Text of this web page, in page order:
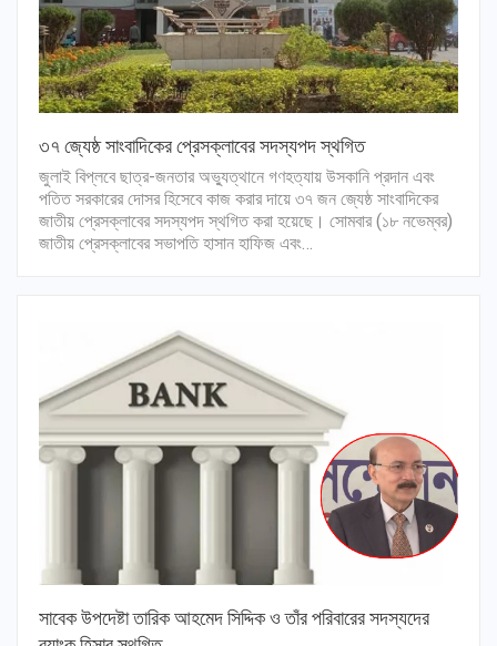
৩৭ জ্যেষ্ঠ সাংবাদিকের প্রেসক্লাবের সদস্যপদ স্থগিত
জুলাই বিপ্লবে ছাত্র-জনতার অভ্যুত্থানে গণহত্যায় উসকানি প্রদান এবং
পতিত সরকারের দোসর হিসেবে কাজ করার দায়ে ৩৭ জন জ্যেষ্ঠ সাংবাদিকের
জাতীয় প্রেসক্লাবের সদস্যপদ স্থগিত করা হয়েছে। সোমবার (১৮ নভেম্বর)
জাতীয় প্রেসক্লাবের সভাপতি হাসান হাফিজ এবং…
সাবেক উপদেষ্টা তারিক আহমেদ সিদ্দিক ও তাঁর পরিবারের সদস্যদের